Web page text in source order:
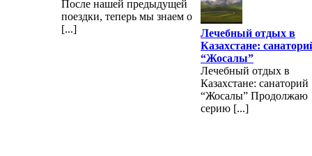
После нашей предыдущей
поездки, теперь мы знаем о
[...]
Лечебный отдых в
Казахстане:
“Жосалы”
Лечебный отдых в
Казахстане: санаторий
“Жосалы” Продолжаю
серию [...]